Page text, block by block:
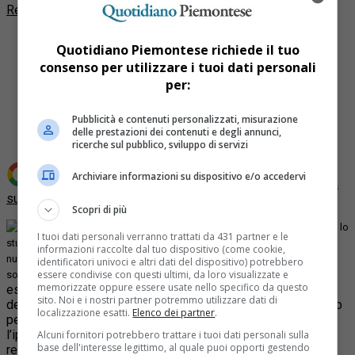
Redazione Quotidiano Piemontese
Aggiungi Quotidiano Piemontese come Fonte preferita
su Google
ha proposto lo
studio relativo a un nuovo riordine territoriale dell ’Italia suddivisa in 35-40
nuove regioni che ricordano i dipartimenti dello stato francese e che
sostituiscono le attuali province e gliattuali confini regionali per
essere i centri della gestione amministrativa. La proposta
della Società Geografica Italiana sarà presentata al Ministero
per gli Affari Regionali e le Autonomie. Per il Piemonte
l’ipotesi della Società Geografica Italiana prevede la
realizzazione di una macroarea del sud comprendente le
Quotidiano Piemontese richiede il tuo
consenso per utilizzare i tuoi dati personali
per:
Pubblicità e contenuti personalizzati, misurazione
delle prestazioni dei contenuti e degli annunci,
ricerche sul pubblico, sviluppo di servizi
Archiviare informazioni su dispositivo e/o accedervi
Scopri di più
I tuoi dati personali verranno trattati da 431 partner e le
informazioni raccolte dal tuo dispositivo (come cookie,
identificatori univoci e altri dati del dispositivo) potrebbero
essere condivise con questi ultimi, da loro visualizzate e
memorizzate oppure essere usate nello specifico da questo
sito. Noi e i nostri partner potremmo utilizzare dati di
localizzazione esatti. Elenco dei partner.
Alcuni fornitori potrebbero trattare i tuoi dati personali sulla
base dell'interesse legittimo, al quale puoi opporti gestendo